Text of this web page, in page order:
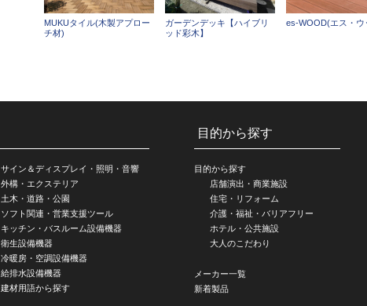
MUKUタイル(木製アプロー
チ材)
ガーデンデッキ【ハイブリ
ッド彩木】
es-WOOD(エス・ウ
サイン＆ディスプレイ・照明・音響
外構・エクステリア
土木・道路・公園
ソフト関連・営業支援ツール
キッチン・バスルーム設備機器
衛生設備機器
冷暖房・空調設備機器
給排水設備機器
建材用語から探す
目的から探す
目的から探す
店舗演出・商業施設
住宅・リフォーム
介護・福祉・バリアフリー
ホテル・公共施設
大人のこだわり
メーカー一覧
新着製品